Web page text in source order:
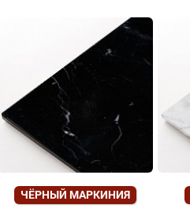
ЧЁРНЫЙ МАРКИНИЯ